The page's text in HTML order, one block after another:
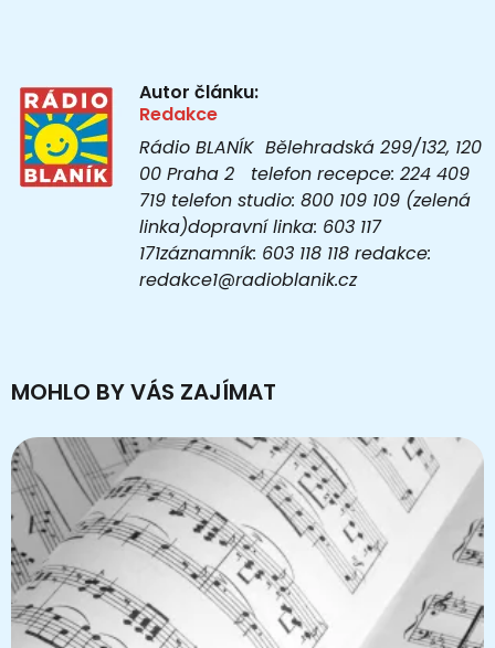
Autor článku:
Redakce
Rádio BLANÍK Bělehradská 299/132, 120
00 Praha 2 telefon recepce: 224 409
719 telefon studio: 800 109 109 (zelená
linka)dopravní linka: 603 117
171záznamník: 603 118 118 redakce:
redakce1@radioblanik.cz
MOHLO BY VÁS ZAJÍMAT